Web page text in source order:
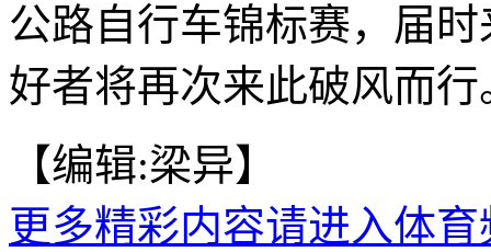
公路自行车锦标赛，届
好者将再次来此破风而行
【编辑:梁异】
更多精彩内容请进入体育